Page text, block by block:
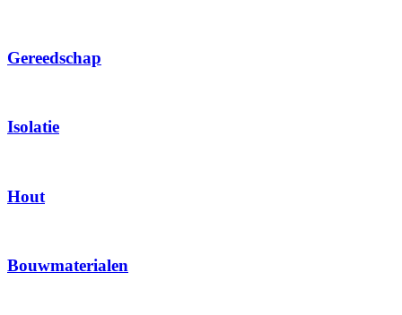
Gereedschap
Isolatie
Hout
Bouwmaterialen